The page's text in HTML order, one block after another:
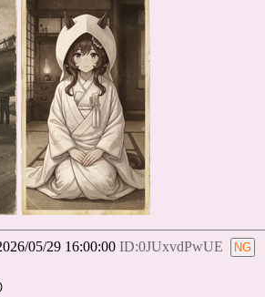
05/29 16:00:00 ID:0JUxvdPwUE